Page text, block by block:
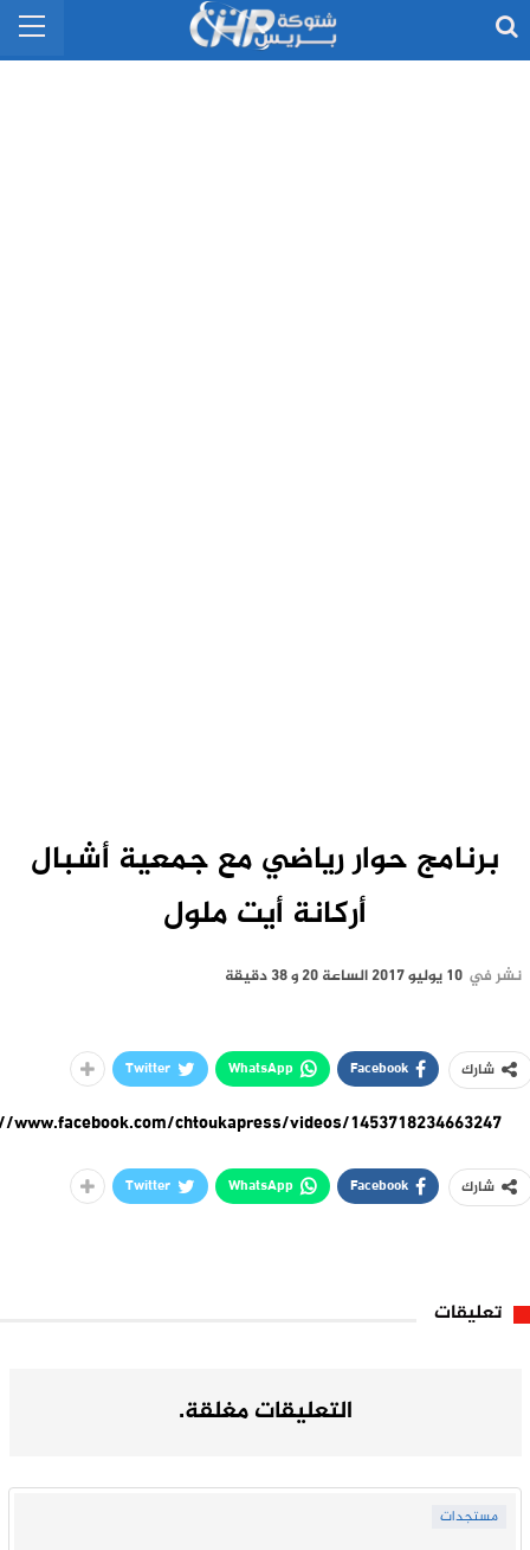
برنامج حوار رياضي مع جمعية أشبال
أركانة أيت ملول
نشر في 10 يوليو 2017 الساعة 20 و 38 دقيقة
شارك Facebook
WhatsApp
Twitter
www.facebook.com/chtoukapress/videos/1453718234663247/
شارك Facebook
WhatsApp
Twitter
تعليقات
التعليقات مغلقة.
مستجدات